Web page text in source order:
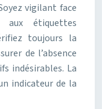
vigilant face
aux étiquettes
toujours la
de l’absence
indésirables. La
indicateur de la